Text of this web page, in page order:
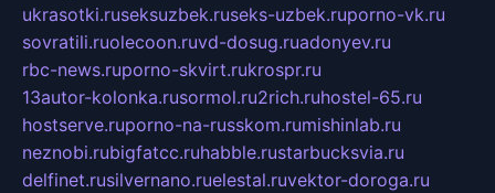
ukrasotki.ruseksuzbek.ruseks-uzbek.ruporno-vk.ru
sovratili.ruolecoon.ruvd-dosug.ruadonyev.ru
rbc-news.ruporno-skvirt.rukrospr.ru
13autor-kolonka.rusormol.ru2rich.ruhostel-65.ru
hostserve.ruporno-na-russkom.rumishinlab.ru
neznobi.rubigfatcc.ruhabble.rustarbucksvia.ru
delfinet.rusilvernano.ruelestal.ruvektor-doroga.ru